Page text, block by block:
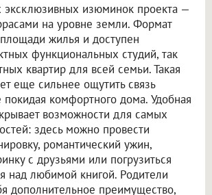
изюминок проекта —
на уровне земли. Формат
жилья и доступен
функциональных студий, так
квартир для всей семьи. Такая
еще сильнее ощутить связь
комфортного дома. Удобная
возможности для самых
здесь можно провести
романтический ужин,
с друзьями или погрузиться
над любимой книгой. Родители
дополнительное преимущество,